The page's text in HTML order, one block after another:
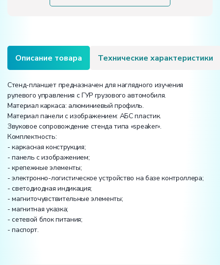
Описание товара Технические характеристики
Стенд-планшет предназначен для наглядного изучения
рулевого управления с ГУР грузового автомобиля.
Материал каркаса: алюминиевый профиль.
Материал панели с изображением: АБС пластик.
Звуковое сопровождение стенда типа «speaker».
Комплектность:
- каркасная конструкция;
- панель с изображением;
- крепежные элементы;
- электронно-логистическое устройство на базе контроллера;
- светодиодная индикация;
- магниточувствительные элементы;
- магнитная указка;
- сетевой блок питания;
- паспорт.